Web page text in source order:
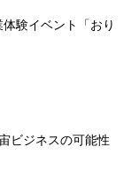
験イベント「おり
ビジネスの可能性